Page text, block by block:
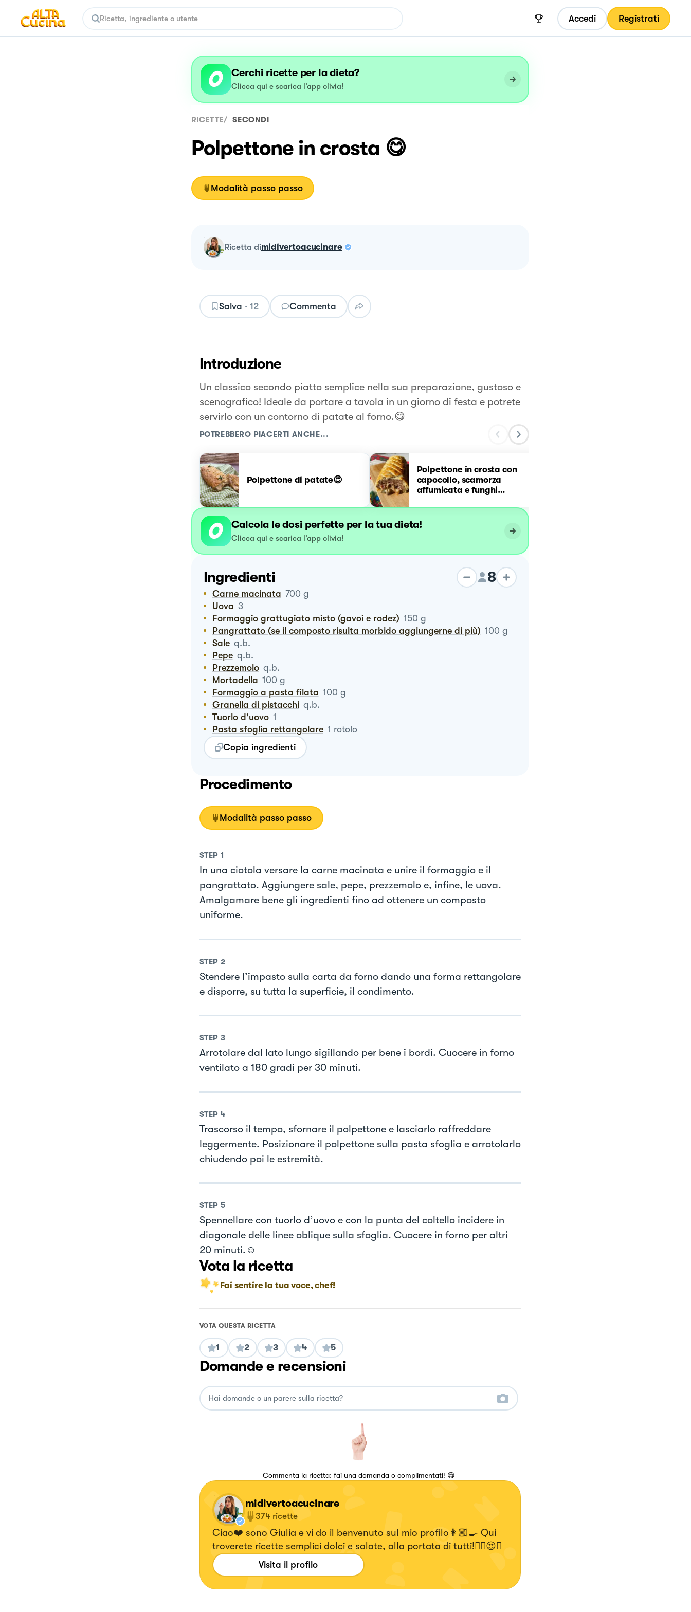
Accedi Registrati
Cerchi ricette per la dieta?
Clicca qui e scarica l’app olivia!
RICETTE/ SECONDI
Polpettone in crosta 😋
Modalità passo passo
ricetta dimidivertoacucinare
Salva · 12 Commenta
Introduzione
Un classico secondo piatto semplice nella sua preparazione, gustoso e
scenografico! Ideale da portare a tavola in un giorno di festa e potrete
servirlo con un contorno di patate al forno.😋
POTREBBERO PIACERTI ANCHE...
Polpettone di patate😍
Polpettone in crosta con
capocollo, scamorza
affumicata e funghi
Calcola le dosi perfette per la tua dieta!
Clicca qui e scarica l’app olivia!
Ingredienti 8
Carne macinata 700 g
Uova 3
Formaggio grattugiato misto (gavoi e rodez) 150 g
Pangrattato (se il composto risulta morbido aggiungerne di più) 100 g
Sale q.b.
Pepe q.b.
Prezzemolo q.b.
Mortadella 100 g
Formaggio a pasta filata 100 g
Granella di pistacchi q.b.
Tuorlo d'uovo 1
Pasta sfoglia rettangolare 1 rotolo
Copia ingredienti
Procedimento
Modalità passo passo
STEP 1
In una ciotola versare la carne macinata e unire il formaggio e il
pangrattato. Aggiungere sale, pepe, prezzemolo e, infine, le uova.
Amalgamare bene gli ingredienti fino ad ottenere un composto
uniforme.
STEP 2
Stendere l’impasto sulla carta da forno dando una forma rettangolare
e disporre, su tutta la superficie, il condimento.
STEP 3
Arrotolare dal lato lungo sigillando per bene i bordi. Cuocere in forno
ventilato a 180 gradi per 30 minuti.
STEP 4
Trascorso il tempo, sfornare il polpettone e lasciarlo raffreddare
leggermente. Posizionare il polpettone sulla pasta sfoglia e arrotolarlo
chiudendo poi le estremità.
STEP 5
Spennellare con tuorlo d’uovo e con la punta del coltello incidere in
diagonale delle linee oblique sulla sfoglia. Cuocere in forno per altri
20 minuti.☺️
Vota la ricetta
Fai sentire la tua voce, chef!
VOTA QUESTA RICETTA
1 2 3 4 5
Domande e recensioni
Commenta la ricetta: fai una domanda o complimentati! 😋
midivertoacucinare
374 ricette
Ciao❤️ sono Giulia e vi do il benvenuto sul mio profilo👩🏼‍🍳 Qui
troverete ricette semplici dolci e salate, alla portata di tutti!✌🏼😍🍝
Visita il profilo